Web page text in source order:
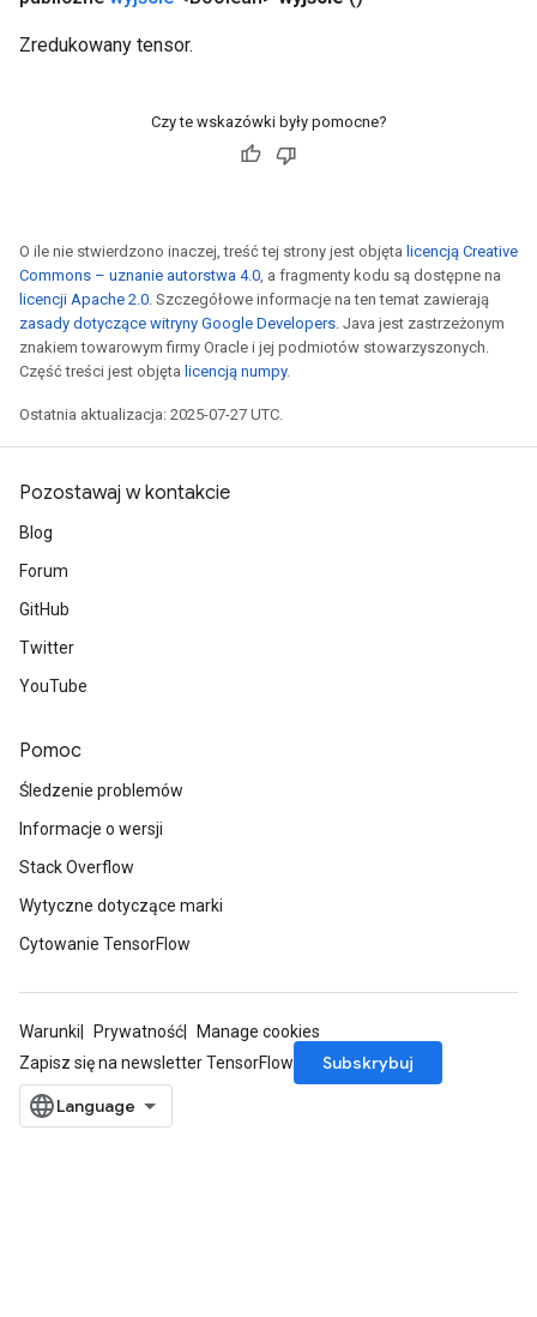
Zredukowany tensor.
Czy te wskazówki były pomocne?
O ile nie stwierdzono inaczej, treść tej strony jest objęta licencją Creative
Commons – uznanie autorstwa 4.0, a fragmenty kodu są dostępne na
licencji Apache 2.0. Szczegółowe informacje na ten temat zawierają
zasady dotyczące witryny Google Developers. Java jest zastrzeżonym
znakiem towarowym firmy Oracle i jej podmiotów stowarzyszonych.
Część treści jest objęta licencją numpy.
Ostatnia aktualizacja: 2025-07-27 UTC.
Pozostawaj w kontakcie
Blog
Forum
GitHub
Twitter
YouTube
Pomoc
Śledzenie problemów
Informacje o wersji
Stack Overflow
Wytyczne dotyczące marki
Cytowanie TensorFlow
Warunki Prywatność
Manage cookies
Zapisz się na newsletter TensorFlow
Subskrybuj